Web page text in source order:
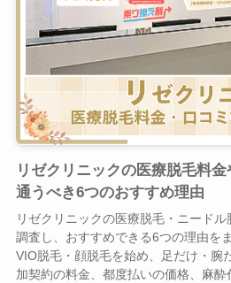
リゼクリニックの医療脱毛料金
通うべき6つのおすすめ理由
リゼクリニックの医療脱毛・ニード
調査し、おすすめできる6つの理由を
VIO脱毛・顔脱毛を始め、足だけ・腕
加契約の料金、都度払いの価格、麻酔